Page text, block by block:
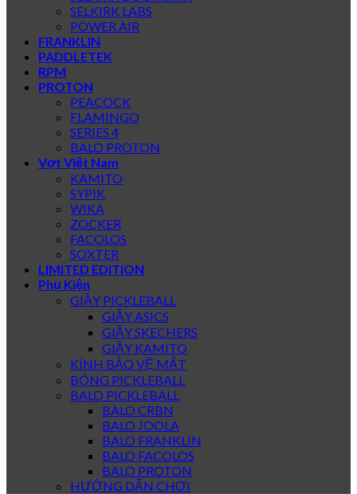
SELKIRK LABS
POWER AIR
FRANKLIN
PADDLETEK
RPM
PROTON
PEACOCK
FLAMINGO
SERIES 4
BALO PROTON
Vợt Việt Nam
KAMITO
SYPIK
WIKA
ZOCKER
FACOLOS
SOXTER
LIMITED EDITION
Phụ Kiện
GIẦY PICKLEBALL
GIẦY ASICS
GIẦY SKECHERS
GIẦY KAMITO
KÍNH BẢO VỆ MẮT
BÓNG PICKLEBALL
BALO PICKLEBALL
BALO CRBN
BALO JOOLA
BALO FRANKLIN
BALO FACOLOS
BALO PROTON
HƯỚNG DẪN CHƠI